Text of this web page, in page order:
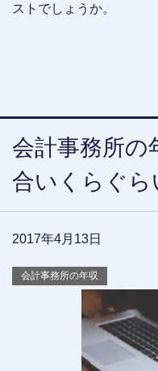
ストでしょうか。
会計事務所の
合いくらぐら
2017年4月13日
会計事務所の年収